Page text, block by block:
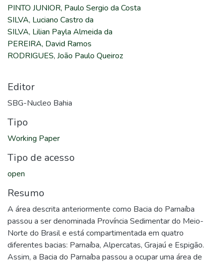
PINTO JUNIOR, Paulo Sergio da Costa
SILVA, Luciano Castro da
SILVA, Lilian Payla Almeida da
PEREIRA, David Ramos
RODRIGUES, João Paulo Queiroz
Editor
SBG-Nucleo Bahia
Tipo
Working Paper
Tipo de acesso
open
Resumo
A área descrita anteriormente como Bacia do Parnaíba
passou a ser denominada Província Sedimentar do Meio-
Norte do Brasil e está compartimentada em quatro
diferentes bacias: Parnaíba, Alpercatas, Grajaú e Espigão.
Assim, a Bacia do Parnaíba passou a ocupar uma área de